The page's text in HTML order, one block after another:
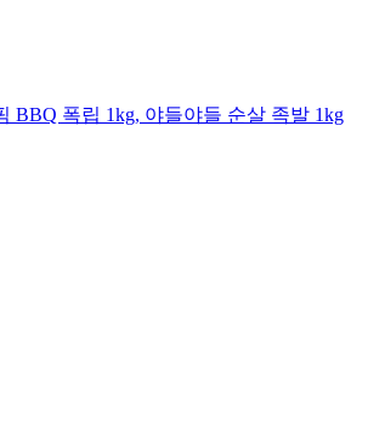
BBQ 폭립 1kg, 야들야들 순살 족발 1kg